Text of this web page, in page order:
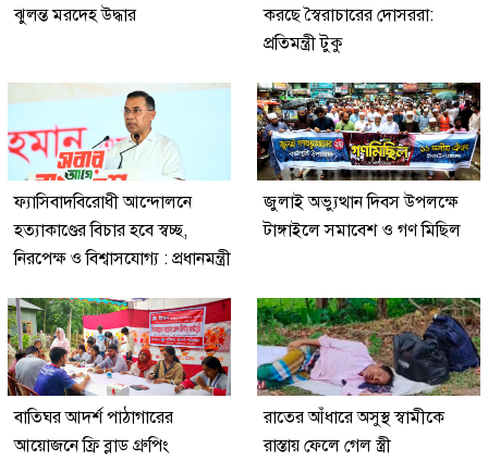
ঝুলন্ত মরদেহ উদ্ধার
করছে স্বৈরাচারের দোসররা:
প্রতিমন্ত্রী টুকু
ফ্যাসিবাদবিরোধী আন্দোলনে
হত্যাকাণ্ডের বিচার হবে স্বচ্ছ,
নিরপেক্ষ ও বিশ্বাসযোগ্য : প্রধানমন্ত্রী
জুলাই অভ্যুত্থান দিবস উপলক্ষে
টাঙ্গাইলে সমাবেশ ও গণ মিছিল
বাতিঘর আদর্শ পাঠাগারের
আয়োজনে ফ্রি ব্লাড গ্রুপিং
রাতের আঁধারে অসুস্থ স্বামীকে
রাস্তায় ফেলে গেল স্ত্রী